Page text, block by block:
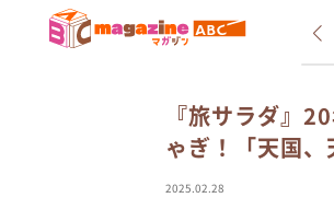
新着 インタビュー
『旅サラダ』
ゃぎ！「天国、
2025.02.28